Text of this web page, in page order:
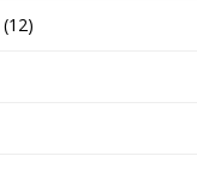
(12)